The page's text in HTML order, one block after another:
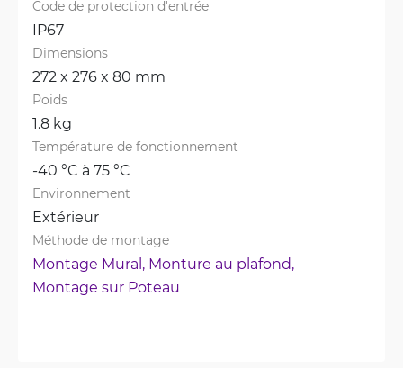
Code de protection d'entrée
IP67
Dimensions
272 x 276 x 80 mm
Poids
1.8 kg
Température de fonctionnement
-40 °C à 75 °C
Environnement
Extérieur
Méthode de montage
Montage Mural, Monture au plafond,
Montage sur Poteau